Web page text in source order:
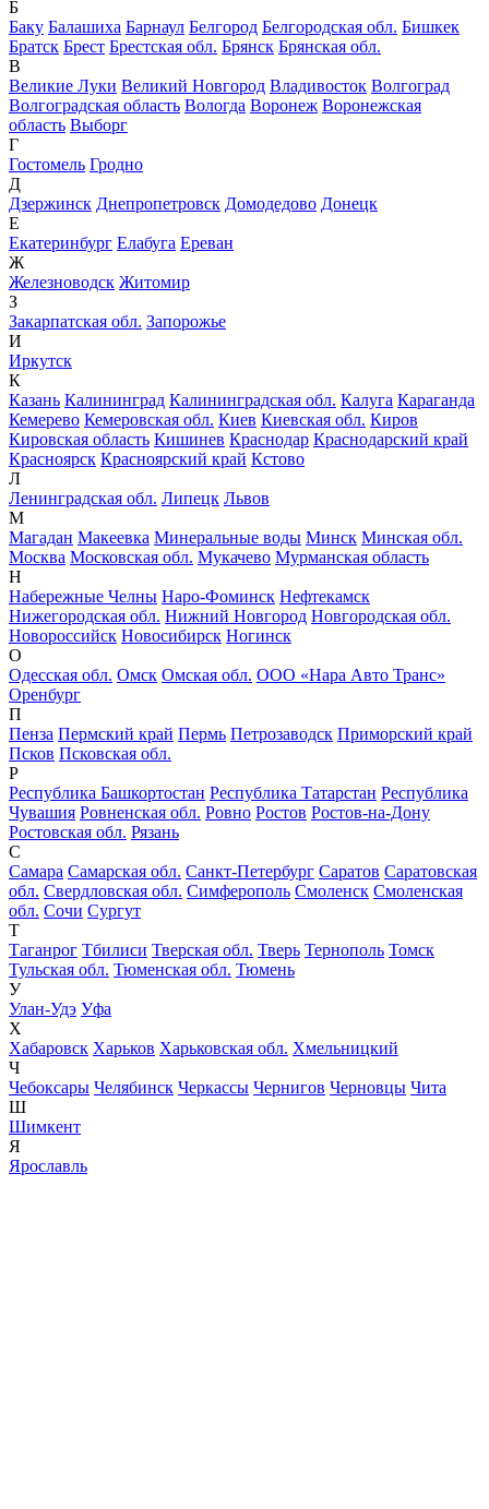
Б
Баку Балашиха Барнаул Белгород Белгородская обл. Бишкек
Братск Брест Брестская обл. Брянск Брянская обл.
В
Великие Луки Великий Новгород Владивосток Волгоград
Волгоградская область Вологда Воронеж Воронежская
область Выборг
Г
Гостомель Гродно
Д
Дзержинск Днепропетровск Домодедово Донецк
Е
Екатеринбург Елабуга Ереван
Ж
Железноводск Житомир
З
Закарпатская обл. Запорожье
И
Иркутск
К
Казань Калининград Калининградская обл. Калуга Караганда
Кемерево Кемеровская обл. Киев Киевская обл. Киров
Кировская область Кишинев Краснодар Краснодарский край
Красноярск Красноярский край Кстово
Л
Ленинградская обл. Липецк Львов
М
Магадан Макеевка Минеральные воды Минск Минская обл.
Москва Московская обл. Мукачево Мурманская область
Н
Набережные Челны Наро-Фоминск Нефтекамск
Нижегородская обл. Нижний Новгород Новгородская обл.
Новороссийск Новосибирск Ногинск
О
Одесская обл. Омск Омская обл. ООО «Нара Авто Транс»
Оренбург
П
Пенза Пермский край Пермь Петрозаводск Приморский край
Псков Псковская обл.
Р
Республика Башкортостан Республика Татарстан Республика
Чувашия Ровненская обл. Ровно Ростов Ростов-на-Дону
Ростовская обл. Рязань
С
Самара Самарская обл. Санкт-Петербург Саратов Саратовская
обл. Свердловская обл. Симферополь Смоленск Смоленская
обл. Сочи Сургут
Т
Таганрог Тбилиси Тверская обл. Тверь Тернополь Томск
Тульская обл. Тюменская обл. Тюмень
У
Улан-Удэ Уфа
Х
Хабаровск Харьков Харьковская обл. Хмельницкий
Ч
Чебоксары Челябинск Черкассы Чернигов Черновцы Чита
Ш
Шимкент
Я
Ярославль